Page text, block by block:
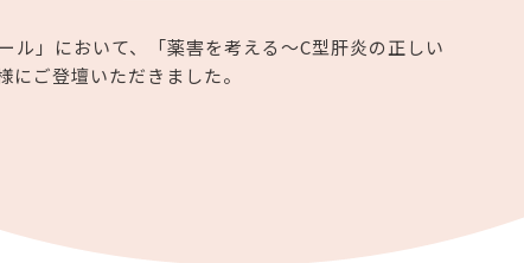
」において、「薬害を考える～C型肝炎の正しい
ご登壇いただきました。